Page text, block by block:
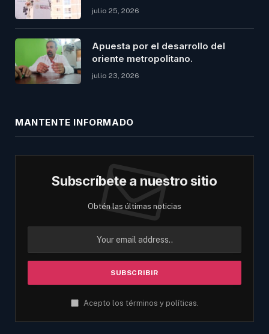
julio 25, 2026
Apuesta por el desarrollo del
oriente metropolitano.
julio 23, 2026
MANTENTE INFORMADO
Subscríbete a nuestro sitio
Obtén las últimas noticias
Acepto los términos y políticas.